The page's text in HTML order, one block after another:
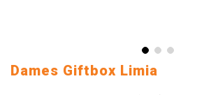
Ga
Dames Giftbox Limia